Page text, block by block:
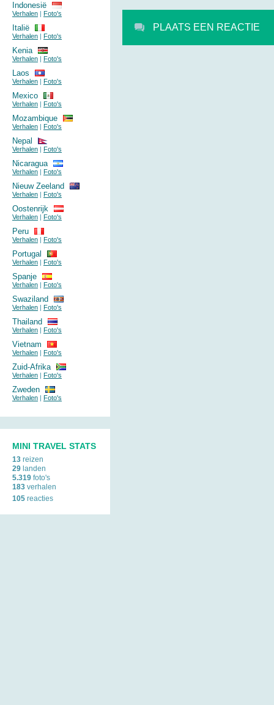
PLAATS EEN REACTIE
Indonesië
Verhalen | Foto's
Italië
Verhalen | Foto's
Kenia
Verhalen | Foto's
Laos
Verhalen | Foto's
Mexico
Verhalen | Foto's
Mozambique
Verhalen | Foto's
Nepal
Verhalen | Foto's
Nicaragua
Verhalen | Foto's
Nieuw Zeeland
Verhalen | Foto's
Oostenrijk
Verhalen | Foto's
Peru
Verhalen | Foto's
Portugal
Verhalen | Foto's
Spanje
Verhalen | Foto's
Swaziland
Verhalen | Foto's
Thailand
Verhalen | Foto's
Vietnam
Verhalen | Foto's
Zuid-Afrika
Verhalen | Foto's
Zweden
Verhalen | Foto's
MINI TRAVEL STATS
13 reizen
29 landen
5.319 foto's
183 verhalen
105 reacties